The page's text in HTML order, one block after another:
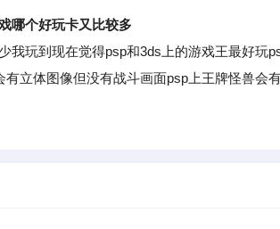
哪个好玩卡又比较多
玩到现在觉得psp和3ds上的游戏王最好玩
立体图像但没有战斗画面psp上王牌怪兽会